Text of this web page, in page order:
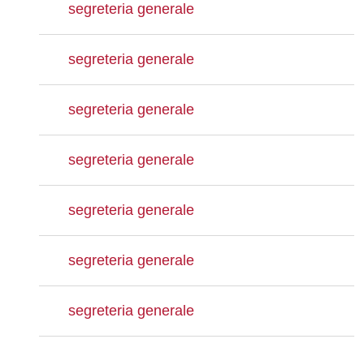
segreteria generale
segreteria generale
segreteria generale
segreteria generale
segreteria generale
segreteria generale
segreteria generale